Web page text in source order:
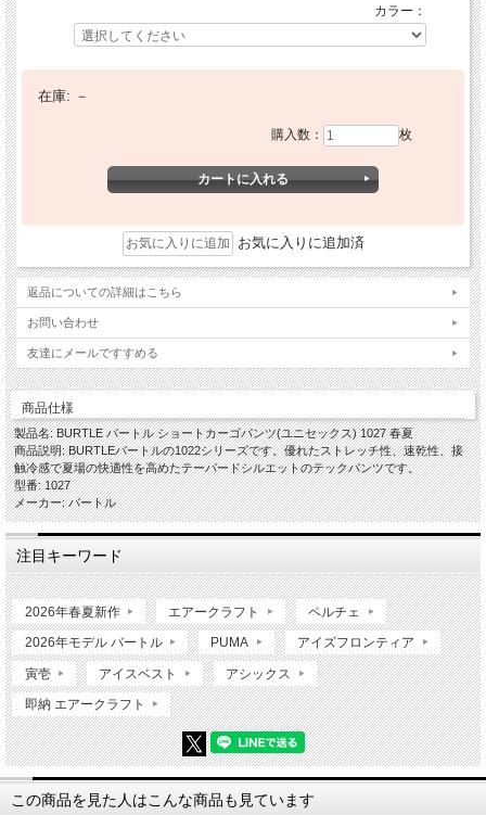
カラー：
在庫: －
購入数： 枚
お気に入りに追加済
返品についての詳細はこちら
お問い合わせ
友達にメールですすめる
商品仕様
製品名: BURTLE バートル ショートカーゴパンツ(ユニセックス) 1027 春夏
商品説明: BURTLEバートルの1022シリーズです。優れたストレッチ性、速乾性、接
触冷感で夏場の快適性を高めたテーパードシルエットのテックパンツです。
型番: 1027
メーカー: バートル
注目キーワード
2026年春夏新作 エアークラフト ペルチェ
2026年モデル バートル PUMA アイズフロンティア
寅壱 アイスベスト アシックス
即納 エアークラフト
この商品を見た人はこんな商品も見ています